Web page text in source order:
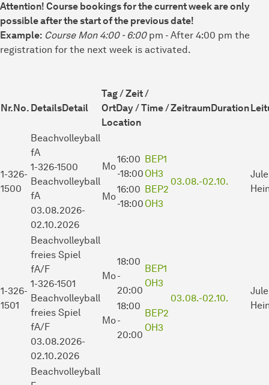
Attention! Course bookings for the current week are only
possible after the start of the previous date!
Example: Course Mon 4:00 - 6:00pm - After 4:00 pm the
registration for the next week is activated.
Nr.No. DetailsDetail
Tag / Zeit /
OrtDay / Time /
Location
ZeitraumDuration
1-326-
1500
Beachvolleyball
fA
1-326-1500
Beachvolleyball
fA
03.08.2026-
02.10.2026
Mo
16:00
-18:00
BEP1
OH3
Mo
16:00
-18:00
BEP2
OH3
03.08.-02.10.
1-326-
1501
Beachvolleyball
freies Spiel
fA/F
1-326-1501
Beachvolleyball
freies Spiel
fA/F
03.08.2026-
02.10.2026
Mo
18:00
-
20:00
BEP1
OH3
Mo
18:00
-
20:00
BEP2
OH3
03.08.-02.10.
Beachvolleyball